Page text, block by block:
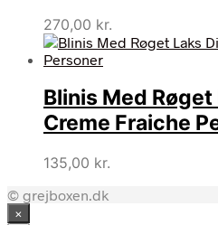
270,00 kr.
Blinis Med Røget
Creme Fraiche
135,00 kr.
© grejboxen.dk
×